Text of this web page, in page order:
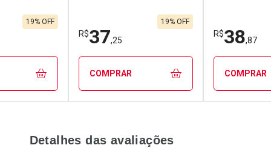
cada
cada
Por R$ 37,00/cada
Por R$ 37,00/cada
Por R$
Por R$
19% OFF
R$37,25
19% OFF
COMPRAR
Laboratório
Por Menos
R$38,87
COMPRAR
Detalhes das avaliações